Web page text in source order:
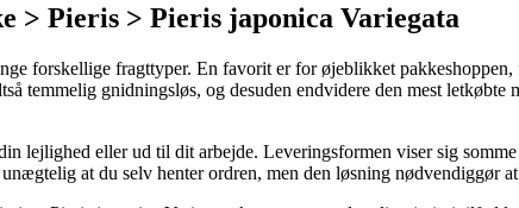
> Pieris > Pieris japonica Variegata
forskellige fragttyper. En favorit er for øjeblikket
temmelig gnidningsløs, og desuden endvidere den mest
lejlighed eller ud til dit arbejde. Leveringsformen viser sig
at du selv henter ordren, men den løsning nødvendiggør